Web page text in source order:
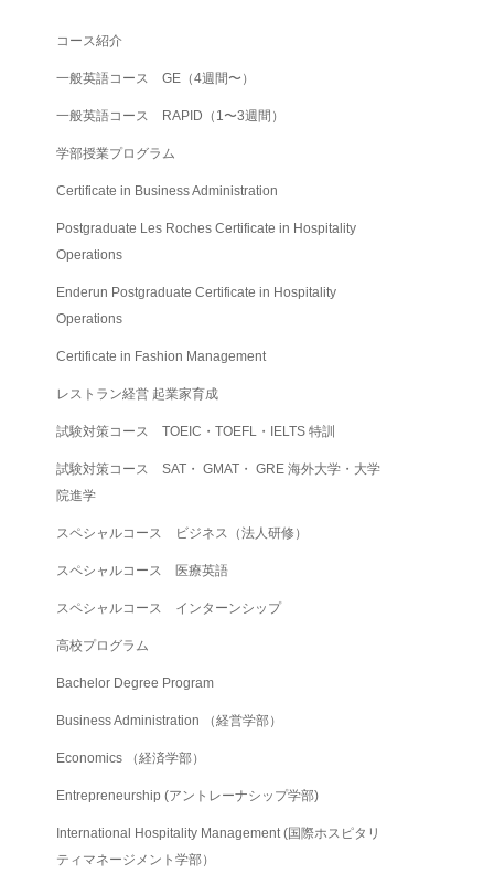
コース紹介
一般英語コース GE（4週間〜）
一般英語コース RAPID（1〜3週間）
学部授業プログラム
Certificate in Business Administration
Postgraduate Les Roches Certificate in Hospitality
Operations
Enderun Postgraduate Certificate in Hospitality
Operations
Certificate in Fashion Management
レストラン経営 起業家育成
試験対策コース TOEIC・TOEFL・IELTS 特訓
試験対策コース SAT・ GMAT・ GRE 海外大学・大学
院進学
スペシャルコース ビジネス（法人研修）
スペシャルコース 医療英語
スペシャルコース インターンシップ
高校プログラム
Bachelor Degree Program
Business Administration （経営学部）
Economics （経済学部）
Entrepreneurship (アントレーナシップ学部)
International Hospitality Management (国際ホスピタリ
ティマネージメント学部）